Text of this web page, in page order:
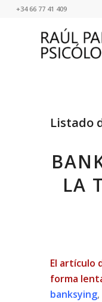
+34 66 77 41 409
Listado
LA
El artículo
forma
banksying,